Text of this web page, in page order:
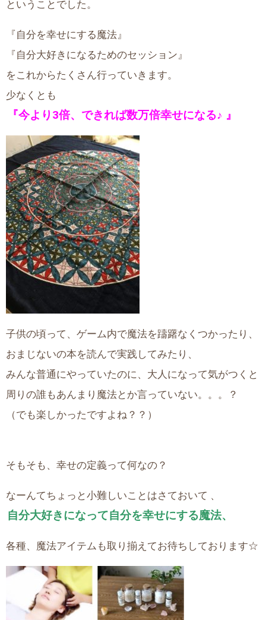
ということでした。
『自分を幸せにする魔法』
『自分大好きになるためのセッション』
をこれからたくさん行っていきます。
少なくとも
『今より3倍、できれば数万倍幸せになる♪ 』
子供の頃って、ゲーム内で魔法を躊躇なくつかったり、
おまじないの本を読んで実践してみたり、
みんな普通にやっていたのに、大人になって気がつくと
周りの誰もあんまり魔法とか言っていない。。。？
（でも楽しかったですよね？？）
そもそも、幸せの定義って何なの？
なーんてちょっと小難しいことはさておいて 、
自分大好きになって自分を幸せにする魔法、
各種、魔法アイテムも取り揃えてお待ちしております☆